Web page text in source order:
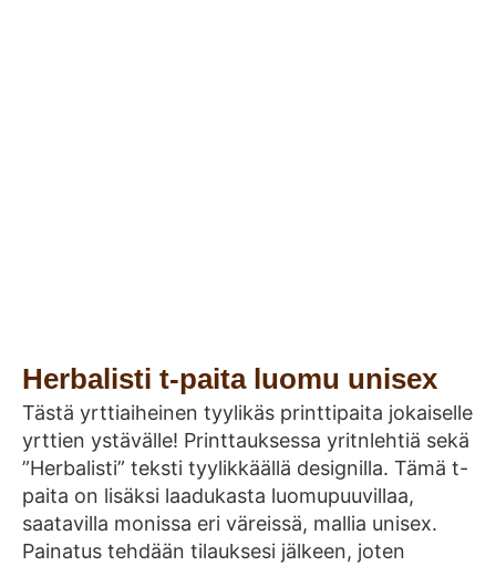
Herbalisti t-paita luomu unisex
Tästä yrttiaiheinen tyylikäs printtipaita jokaiselle
yrttien ystävälle! Printtauksessa yritnlehtiä sekä
”Herbalisti” teksti tyylikkäällä designilla. Tämä t-
paita on lisäksi laadukasta luomupuuvillaa,
saatavilla monissa eri väreissä, mallia unisex.
Painatus tehdään tilauksesi jälkeen, joten